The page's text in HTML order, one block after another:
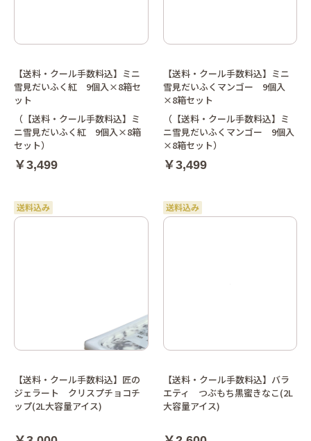
【送料・クール手数料込】ミニ
雪見だいふく紅 9個入×8箱セ
ット
（【送料・クール手数料込】ミ
ニ雪見だいふく紅 9個入×8箱
セット）
￥3,499
【送料・クール手数料込】ミニ
雪見だいふくマンゴー 9個入
×8箱セット
（【送料・クール手数料込】ミ
ニ雪見だいふくマンゴー 9個入
×8箱セット）
￥3,499
【送料・クール手数料込】匠の
ジェラート クリスプチョコチ
ップ(2L大容量アイス)
【送料・クール手数料込】バラ
エティ つぶもち黒蜜きなこ(2L
大容量アイス)